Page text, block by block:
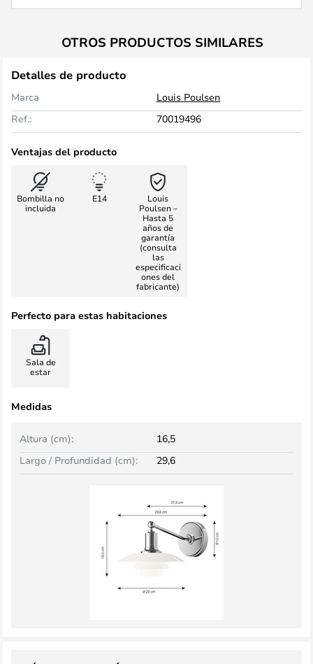
OTROS PRODUCTOS SIMILARES
Detalles de producto
Marca
Louis Poulsen
Ref.:
70019496
Ventajas del producto
Bombilla no
incluida
E14
Louis
Poulsen –
Hasta 5
años de
garantía
(consulta
las
especificaci
ones del
fabricante)
Perfecto para estas habitaciones
Sala de
estar
Medidas
Altura (cm):
16,5
Largo / Profundidad (cm):
29,6